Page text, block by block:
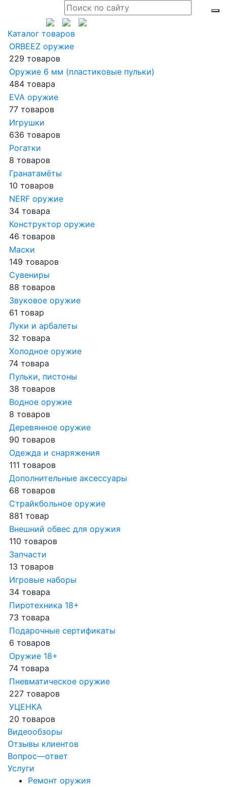
Каталог товаров
ORBEEZ оружие
229 товаров
Оружие 6 мм (пластиковые пульки)
484 товара
EVA оружие
77 товаров
Игрушки
636 товаров
Рогатки
8 товаров
Гранатамёты
10 товаров
NERF оружие
34 товара
Конструктор оружие
46 товаров
Маски
149 товаров
Сувениры
88 товаров
Звуковое оружие
61 товар
Луки и арбалеты
32 товара
Холодное оружие
74 товара
Пульки, пистоны
38 товаров
Водное оружие
8 товаров
Деревянное оружие
90 товаров
Одежда и снаряжения
111 товаров
Дополнительные аксессуары
68 товаров
Страйкбольное оружие
881 товар
Внешний обвес для оружия
110 товаров
Запчасти
13 товаров
Игровые наборы
34 товара
Пиротехника 18+
73 товара
Подарочные сертификаты
6 товаров
Оружие 18+
74 товара
Пневматическое оружие
227 товаров
УЦЕНКА
20 товаров
Видеообзоры
Отзывы клиентов
Вопрос—ответ
Услуги
Ремонт оружия